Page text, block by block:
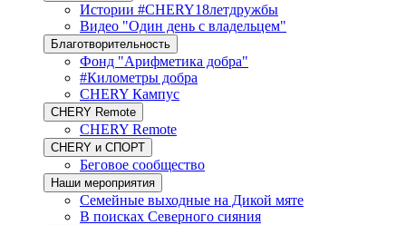
Истории #CHERY18летдружбы
Видео "Один день с владельцем"
Благотворительность
Фонд "Арифметика добра"
#Километры добра
CHERY Кампус
CHERY Remote
CHERY Remote
CHERY и СПОРТ
Беговое сообщество
Наши мероприятия
Семейные выходные на Дикой мяте
В поисках Северного сияния